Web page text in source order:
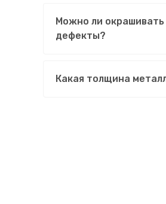
Можно ли окрашивать
дефекты?
Какая толщина